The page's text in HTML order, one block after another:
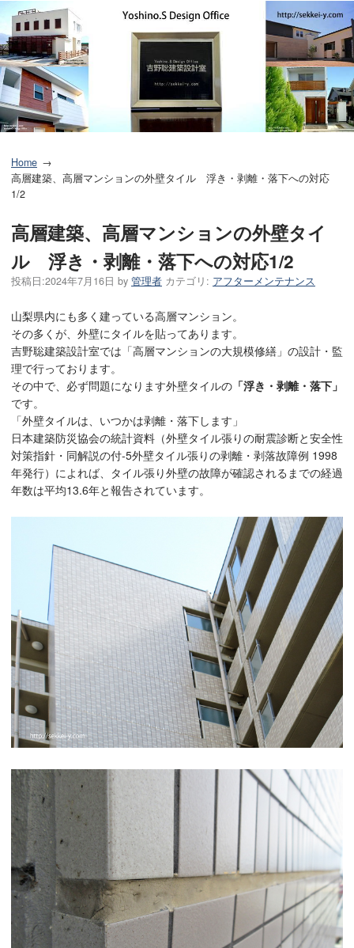
Home
高層建築、高層マンションの外壁タイル 浮き・剥離・落下への対応
1/2
高層建築、高層マンションの外壁タイ
ル 浮き・剥離・落下への対応1/2
投稿日:2024年7月16日 by 管理者 カテゴリ: アフターメンテナンス
山梨県内にも多く建っている高層マンション。
その多くが、外壁にタイルを貼ってあります。
吉野聡建築設計室では「高層マンションの大規模修繕」の設計・監
理で行っております。
その中で、必ず問題になります外壁タイルの 「浮き・剥離・落下」
です。
「外壁タイルは、いつかは剥離・落下します」
日本建築防災協会の統計資料（外壁タイル張りの耐震診断と安全性
対策指針・同解説の付-5外壁タイル張りの剥離・剥落故障例 1998
年発行）によれば、タイル張り外壁の故障が確認されるまでの経過
年数は平均13.6年と報告されています。